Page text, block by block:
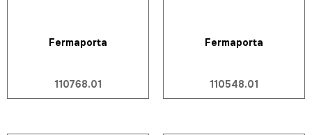
Fermaporta
110768.01
Fermaporta
110548.01